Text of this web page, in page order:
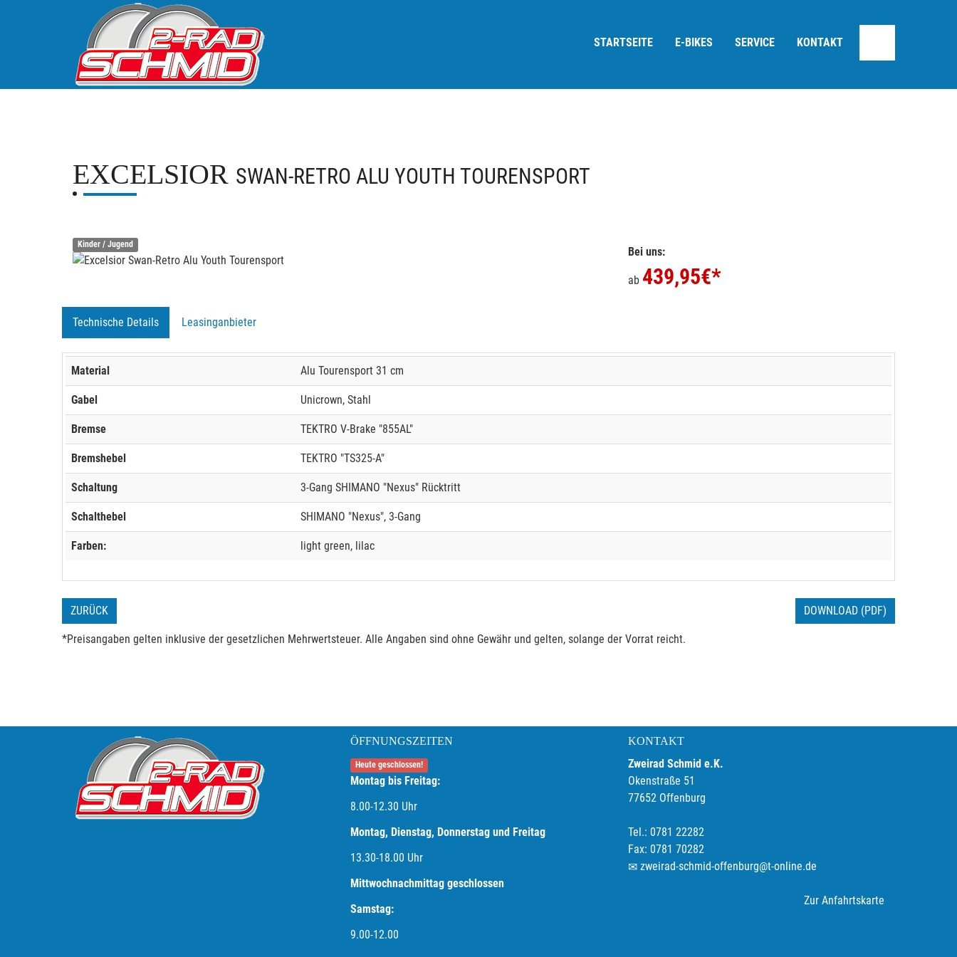
STARTSEITE E-BIKES SERVICE KONTAKT
EXCELSIOR SWAN-RETRO ALU YOUTH TOURENSPORT
Kinder / Jugend
Bei uns:
ab 439,95€*
Technische Details Leasinganbieter
Material Alu Tourensport 31 cm
Gabel Unicrown, Stahl
Bremse TEKTRO V-Brake "855AL"
Bremshebel TEKTRO "TS325-A"
Schaltung 3-Gang SHIMANO "Nexus" Rücktritt
Schalthebel SHIMANO "Nexus", 3-Gang
Farben: light green, lilac
ZURÜCK DOWNLOAD (PDF)
*Preisangaben gelten inklusive der gesetzlichen Mehrwertsteuer. Alle Angaben sind ohne Gewähr und gelten, solange der Vorrat reicht.
ÖFFNUNGSZEITEN
Heute geschlossen!
Montag bis Freitag:
8.00-12.30 Uhr
Montag, Dienstag, Donnerstag und Freitag
13.30-18.00 Uhr
Mittwochnachmittag geschlossen
Samstag:
9.00-12.00
KONTAKT
Zweirad Schmid e.K.
Okenstraße 51
77652 Offenburg
Tel.: 0781 22282
Fax: 0781 70282
zweirad-schmid-offenburg@t-online.de
Zur Anfahrtskarte